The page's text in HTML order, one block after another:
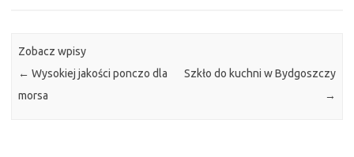
Zobacz wpisy
← Wysokiej jakości ponczo dla
morsa
Szkło do kuchni w Bydgoszczy
→